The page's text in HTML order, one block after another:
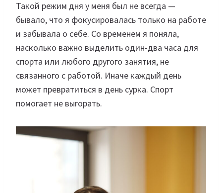
Такой режим дня у меня был не всегда —
бывало, что я фокусировалась только на работе
и забывала о себе. Со временем я поняла,
насколько важно выделить один-два часа для
спорта или любого другого занятия, не
связанного с работой. Иначе каждый день
может превратиться в день сурка. Спорт
помогает не выгорать.